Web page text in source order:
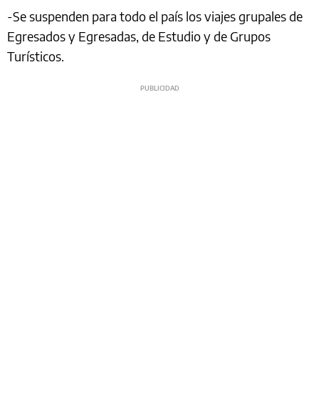
-Se suspenden para todo el país los viajes grupales de
Egresados y Egresadas, de Estudio y de Grupos
Turísticos.